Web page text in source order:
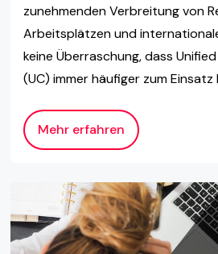
zunehmenden Verbreitung von
Arbeitsplätzen und
keine Überraschung, dass
(UC) immer häufiger zum Einsatz
Mehr erfahren